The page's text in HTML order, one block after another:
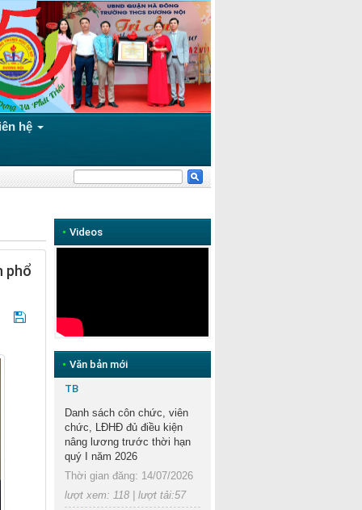
hệ
phổ
• Videos
• Văn bản mới
TB
Danh sách côn chức, viên
chức, LĐHĐ đủ điều kiện
nâng lương trước thời hạn
quý I năm 2026
Thời gian đăng: 14/07/2026
lượt xem: 118 | lượt tải:57